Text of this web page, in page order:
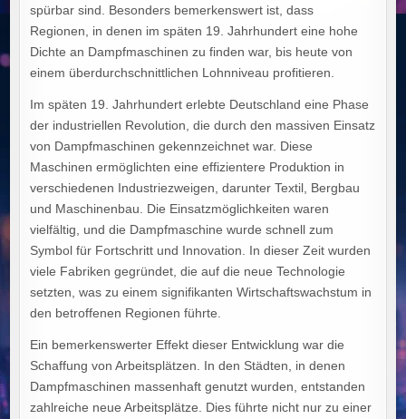
spürbar sind. Besonders bemerkenswert ist, dass
Regionen, in denen im späten 19. Jahrhundert eine hohe
Dichte an Dampfmaschinen zu finden war, bis heute von
einem überdurchschnittlichen Lohnniveau profitieren.
Im späten 19. Jahrhundert erlebte Deutschland eine Phase
der industriellen Revolution, die durch den massiven Einsatz
von Dampfmaschinen gekennzeichnet war. Diese
Maschinen ermöglichten eine effizientere Produktion in
verschiedenen Industriezweigen, darunter Textil, Bergbau
und Maschinenbau. Die Einsatzmöglichkeiten waren
vielfältig, und die Dampfmaschine wurde schnell zum
Symbol für Fortschritt und Innovation. In dieser Zeit wurden
viele Fabriken gegründet, die auf die neue Technologie
setzten, was zu einem signifikanten Wirtschaftswachstum in
den betroffenen Regionen führte.
Ein bemerkenswerter Effekt dieser Entwicklung war die
Schaffung von Arbeitsplätzen. In den Städten, in denen
Dampfmaschinen massenhaft genutzt wurden, entstanden
zahlreiche neue Arbeitsplätze. Dies führte nicht nur zu einer